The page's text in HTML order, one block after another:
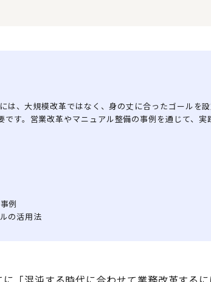
は、大規模改革ではなく、身の丈に合ったゴールを
す。営業改革やマニュアル整備の事例を通じて、実
例
の活用法